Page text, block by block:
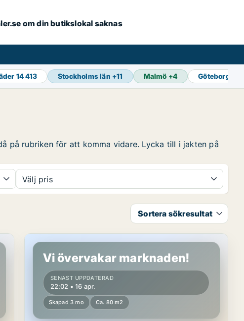
om din butikslokal saknas
14 413 Stockholms län +11 Malmö +4 Göteborg
på rubriken för att komma vidare. Lycka till i jakten på
Välj pris
Sortera sökresultat
Butikslokal i Vasastan
Vi övervakar marknaden!
SENAST UPPDATERAD
22:02 • 16 apr.
Skapad 3 mo Ca. 80 m2